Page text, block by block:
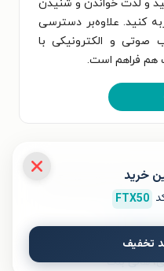
و لذت خواندن و شنیدن
کنید. علاوه‌بر دسترسی
صوتی و الکترونیکی با
هم فراهم است.
درخت چوب آهنی
،هالی بلک
FTX50
تخفیف